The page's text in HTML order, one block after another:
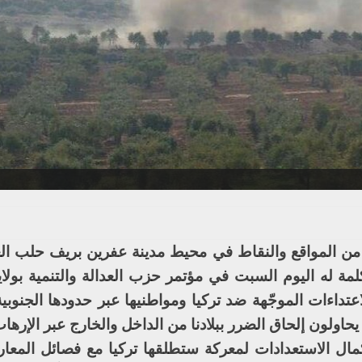
المواقع والنقاط في محيط مدينة عفرين بريف حلب
له اليوم السبت في مؤتمر حزب العدالة والتنمية
الموجّهة ضد تركيا ومواطنيها عبر حدودها
إلحاق الضرر ببلادنا من الداخل والخارج عبر
الاستعدادات لمعركة ستطلقها تركيا مع فصائل